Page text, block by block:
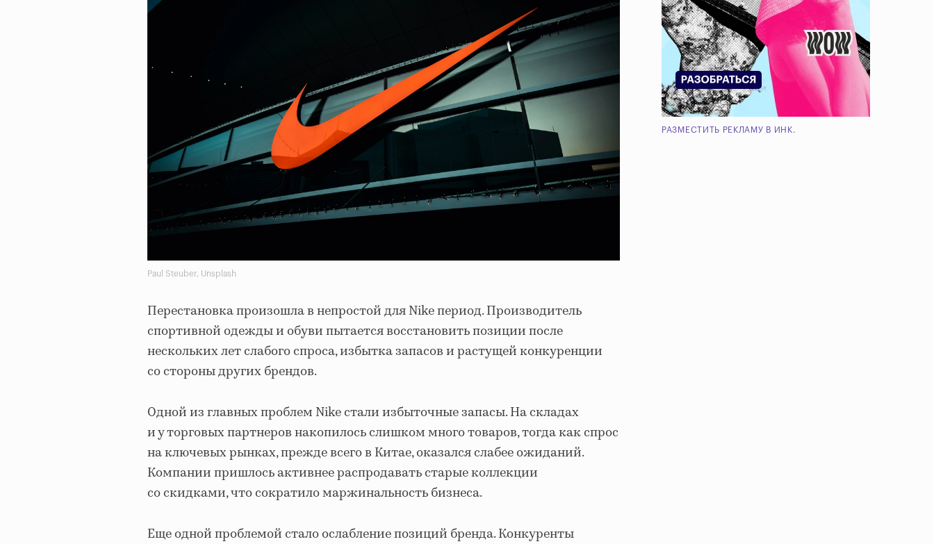
Paul Steuber, Unsplash
Перестановка произошла в непростой для Nike период. Производитель
спортивной одежды и обуви пытается восстановить позиции после
нескольких лет слабого спроса, избытка запасов и растущей конкуренции
со стороны других брендов.
Одной из главных проблем Nike стали избыточные запасы. На складах
и у торговых партнеров накопилось слишком много товаров, тогда как спрос
на ключевых рынках, прежде всего в Китае, оказался слабее ожиданий.
Компании пришлось активнее распродавать старые коллекции
со скидками, что сократило маржинальность бизнеса.
Еще одной проблемой стало ослабление позиций бренда. Конкуренты
РАЗМЕСТИТЬ РЕКЛАМУ В ИНК.